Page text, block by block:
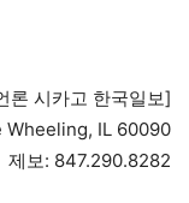
론 시카고 한국일보]
Wheeling, IL 60090
제보: 847.290.8282